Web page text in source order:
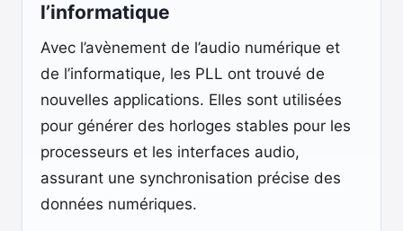
l’informatique
Avec l’avènement de l’audio numérique et
de l’informatique, les PLL ont trouvé de
nouvelles applications. Elles sont utilisées
pour générer des horloges stables pour les
processeurs et les interfaces audio,
assurant une synchronisation précise des
données numériques.